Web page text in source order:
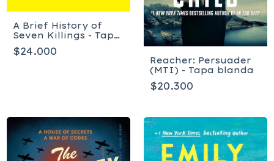
A Brief History of
Seven Killings - Tapa
blanda
$24.000
Reacher: Persuader
(MTI) - Tapa blanda
$20.300